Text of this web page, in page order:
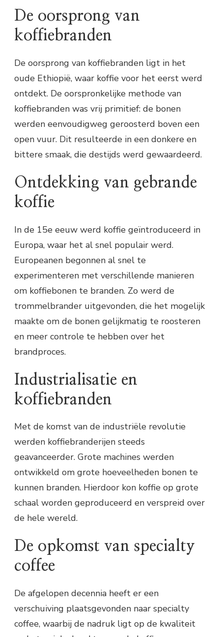
De oorsprong van
koffiebranden
De oorsprong van koffiebranden ligt in het
oude Ethiopië, waar koffie voor het eerst werd
ontdekt. De oorspronkelijke methode van
koffiebranden was vrij primitief: de bonen
werden eenvoudigweg geroosterd boven een
open vuur. Dit resulteerde in een donkere en
bittere smaak, die destijds werd gewaardeerd.
Ontdekking van gebrande
koffie
In de 15e eeuw werd koffie geïntroduceerd in
Europa, waar het al snel populair werd.
Europeanen begonnen al snel te
experimenteren met verschillende manieren
om koffiebonen te branden. Zo werd de
trommelbrander uitgevonden, die het mogelijk
maakte om de bonen gelijkmatig te roosteren
en meer controle te hebben over het
brandproces.
Industrialisatie en
koffiebranden
Met de komst van de industriële revolutie
werden koffiebranderijen steeds
geavanceerder. Grote machines werden
ontwikkeld om grote hoeveelheden bonen te
kunnen branden. Hierdoor kon koffie op grote
schaal worden geproduceerd en verspreid over
de hele wereld.
De opkomst van specialty
coffee
De afgelopen decennia heeft er een
verschuiving plaatsgevonden naar specialty
coffee, waarbij de nadruk ligt op de kwaliteit